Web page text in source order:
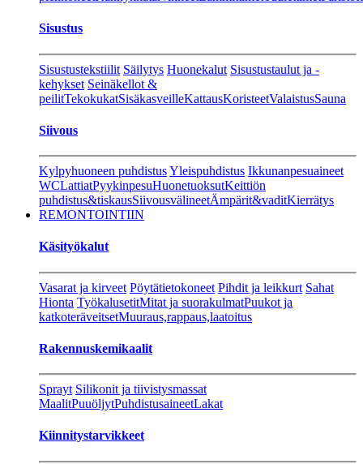
Sisustus
Sisustustekstiilit Säilytys Huonekalut Sisustustaulut ja -
kehykset Seinäkellot &
peilitTekokukatSisäkasveilleKattausKoristeetValaistusSauna
Siivous
Kylpyhuoneen puhdistusYleispuhdistus Ikkunanpesuaineet
WCLattiatPyykinpesuHuonetuoksutKeittiön
puhdistus&tiskausSiivousvälineetÄmpärit&vaditKierrätys
REMONTOINTIIN
Käsityökalut
Vasarat ja kirveet Pöytätietokoneet Pihdit ja leikkurt Sahat
Hionta TyökalusetitMitat ja suorakulmatPuukot ja
katkoteräveitsetMuuraus,rappaus,laatoitus
Rakennuskemikaalit
Sprayt Silikonit ja tiivistysmassat
MaalitPuuöljytPuhdistusaineetLakat
Kiinnitystarvikkeet